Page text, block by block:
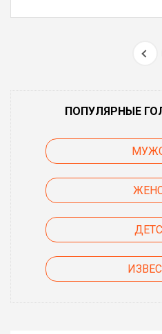
ПОПУЛЯРНЫЕ